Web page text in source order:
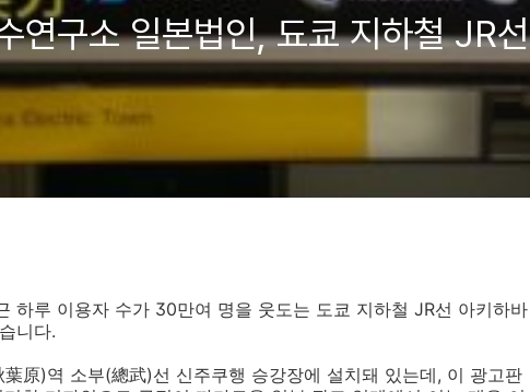
연구소 일본법인, 됴쿄 지하철 JR
하루 이용자 수가 30만여 명을 웃도는 도쿄 지하철 JR선 아키하바
니다.
葉原)역 소부(總武)선 신주쿠행 승강장에 설치돼 있는데, 이 광고판